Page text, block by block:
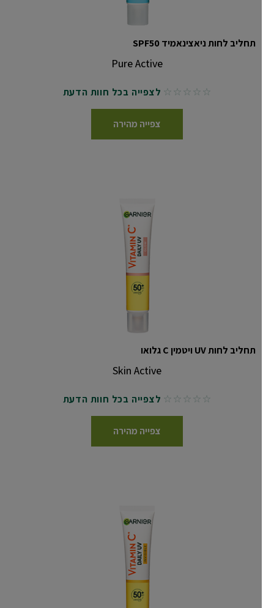
תחליב לחות ניאצינאמיד SPF50
Pure Active
No reviews לצפייה בכל חוות הדעת
צפייה מהירה
תחליב לחות UV ויטמין C גלואו
Skin Active
No reviews לצפייה בכל חוות הדעת
צפייה מהירה